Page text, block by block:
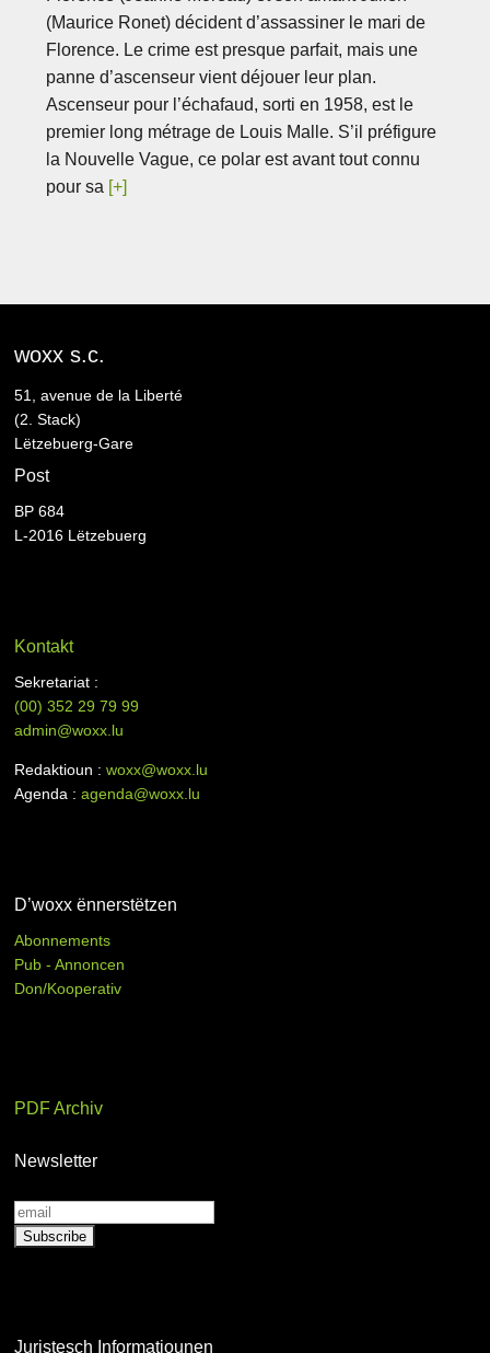
(Maurice Ronet) décident d’assassiner le mari de
Florence. Le crime est presque parfait, mais une
panne d’ascenseur vient déjouer leur plan.
Ascenseur pour l’échafaud, sorti en 1958, est le
premier long métrage de Louis Malle. S’il préfigure
la Nouvelle Vague, ce polar est avant tout connu
pour sa [+]
woxx s.c.
51, avenue de la Liberté
(2. Stack)
Lëtzebuerg-Gare
Post
BP 684
L-2016 Lëtzebuerg
Kontakt
Sekretariat :
(00)352 29 79 99
admin@woxx.lu
Redaktioun :woxx@woxx.lu
Agenda :agenda@woxx.lu
D’woxx ënnerstëtzen
Abonnements
Pub - Annoncen
Don/Kooperativ
PDF Archiv
Newsletter
Juristesch Informatiounen